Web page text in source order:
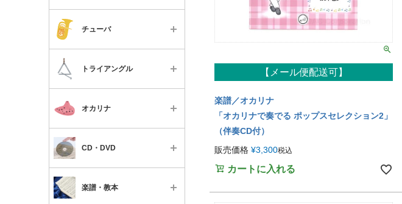
チューバ
便利なグッズ
教本・楽譜・書籍
チケット
チケット
便利なグッズ
スタンド類
メンテナンス用品
パーツ
教本・楽譜・書籍
ミュート
スタンド類
メンテナンス用品
教本・楽譜・書籍
ケース
ミュート
メンテナンス用品
便利なグッズ
パーツ
教本・楽譜・書籍
チケット
すべて
メンテナンス用品
ミュート
便利なグッズ
パーツ
教本・楽譜・書籍
チューバ
楽器本体
マウスピース
ミュート
便利なグッズ
パーツ
トライアングル
オカリナ
すべて
楽器本体
教本・楽譜・書籍
CD・DVD
すべて
フルート・ピッコロ
楽譜・教本
【メール便配送可】
楽譜／オカリナ
「オカリナで奏でる ポップスセレクション2」
（伴奏CD付）
販売価格 ¥3,300税込
カートに入れる